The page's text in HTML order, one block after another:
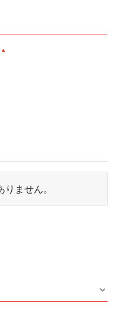
*
ません。